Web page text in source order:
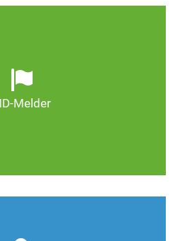
Melder
Melden Sie Mängel, damit
und lebenswerter wird.